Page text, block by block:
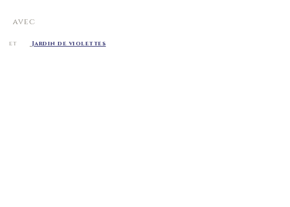
avec
et Jardin de violettes